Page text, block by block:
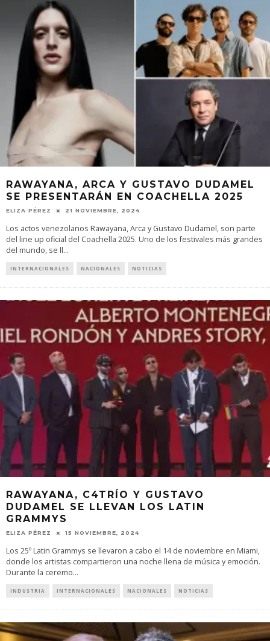
RAWAYANA, ARCA Y GUSTAVO DUDAMEL
SE PRESENTARÁN EN COACHELLA 2025
ELIZA PÉREZ 21 NOVIEMBRE, 2024
Los actos venezolanos Rawayana, Arca y Gustavo Dudamel, son parte
del line up oficial del Coachella 2025. Uno de los festivales más grandes
del mundo, se ll...
INTERNACIONALES NACIONALES NOTICIAS
RAWAYANA, C4TRÍO Y GUSTAVO
DUDAMEL SE LLEVAN LOS LATIN
GRAMMYS
ELIZA PÉREZ 15 NOVIEMBRE, 2024
Los 25º Latin Grammys se llevaron a cabo el 14 de noviembre en Miami,
donde los artistas compartieron una noche llena de música y emoción.
Durante la ceremo...
INDUSTRIA INTERNACIONALES NACIONALES NOTICIAS